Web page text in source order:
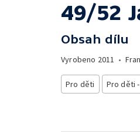
49/52
Obsah dílu
Vyrobeno 2011 •
Pro děti Pro děti